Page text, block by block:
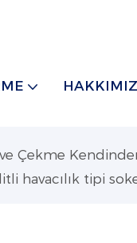
Çekme
havacılık tipi